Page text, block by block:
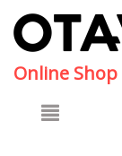
Online Shop